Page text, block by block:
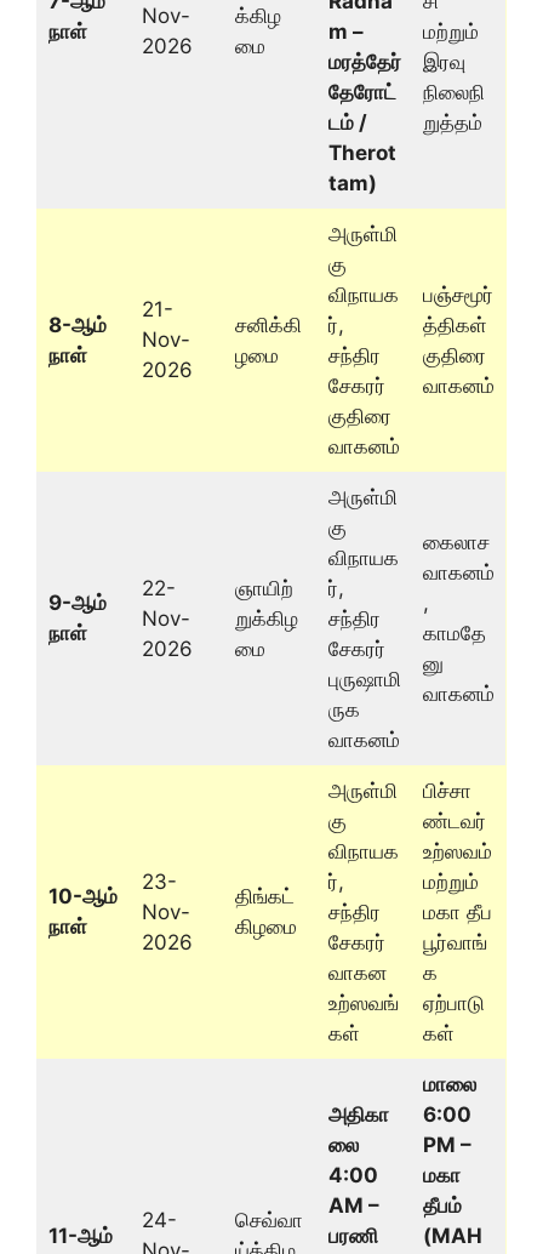
நாள்
Nov-
2026
க்கிழ
மை
m –
மரத்தேர்
தேரோட்
டம் /
Therot
tam)
மற்றும்
இரவு
நிலைநி
றுத்தம்
8-ஆம்
நாள்
21-
Nov-
2026
சனிக்கி
ழமை
அருள்மி
கு
விநாயக
ர்,
சந்திர
சேகரர்
குதிரை
வாகனம்
பஞ்சமூர்
த்திகள்
குதிரை
வாகனம்
9-ஆம்
நாள்
22-
Nov-
2026
ஞாயிற்
றுக்கிழ
மை
அருள்மி
கு
விநாயக
ர்,
சந்திர
சேகரர்
புருஷாமி
ருக
வாகனம்
கைலாச
வாகனம்
,
காமதே
னு
வாகனம்
10-ஆம்
நாள்
23-
Nov-
2026
திங்கட்
கிழமை
அருள்மி
கு
விநாயக
ர்,
சந்திர
சேகரர்
வாகன
உற்ஸவங்
கள்
பிச்சா
ண்டவர்
உற்ஸவம்
மற்றும்
மகா தீப
பூர்வாங்
க
ஏற்பாடு
கள்
11-ஆம்
24-
செவ்வா
அதிகா
லை
4:00
AM –
பரணி
மாலை
6:00
PM –
மகா
தீபம்
(MAH